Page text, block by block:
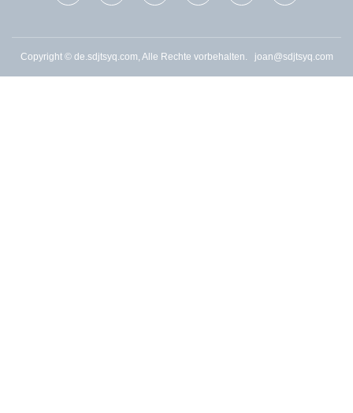
Copyright © de.sdjtsyq.com, Alle Rechte vorbehalten. joan@sdjtsyq.com